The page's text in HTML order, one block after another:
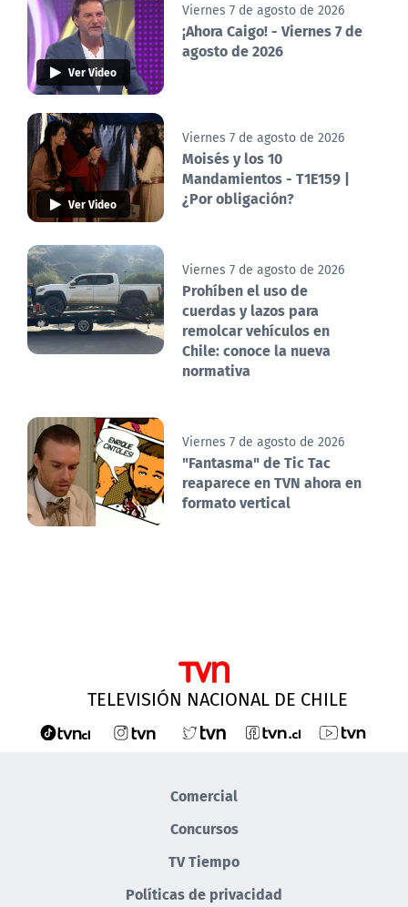
Ver Video
Viernes 7 de agosto de 2026
¡Ahora Caigo! - Viernes 7 de
agosto de 2026
Ver Video
Viernes 7 de agosto de 2026
Moisés y los 10
Mandamientos - T1E159 |
¿Por obligación?
Viernes 7 de agosto de 2026
Prohíben el uso de
cuerdas y lazos para
remolcar vehículos en
Chile: conoce la nueva
normativa
Viernes 7 de agosto de 2026
"Fantasma" de Tic Tac
reaparece en TVN ahora en
formato vertical
TELEVISIÓN NACIONAL DE CHILE
Comercial
Concursos
TV Tiempo
Políticas de privacidad